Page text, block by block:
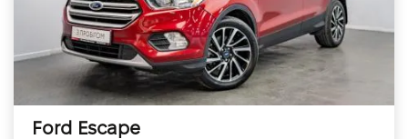
Ford Escape